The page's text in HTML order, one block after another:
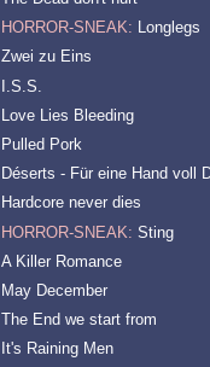
HORROR-SNEAK: Longlegs
Zwei zu Eins
I.S.S.
Love Lies Bleeding
Pulled Pork
Déserts - Für eine Hand voll
Hardcore never dies
HORROR-SNEAK: Sting
A Killer Romance
May December
The End we start from
It's Raining Men